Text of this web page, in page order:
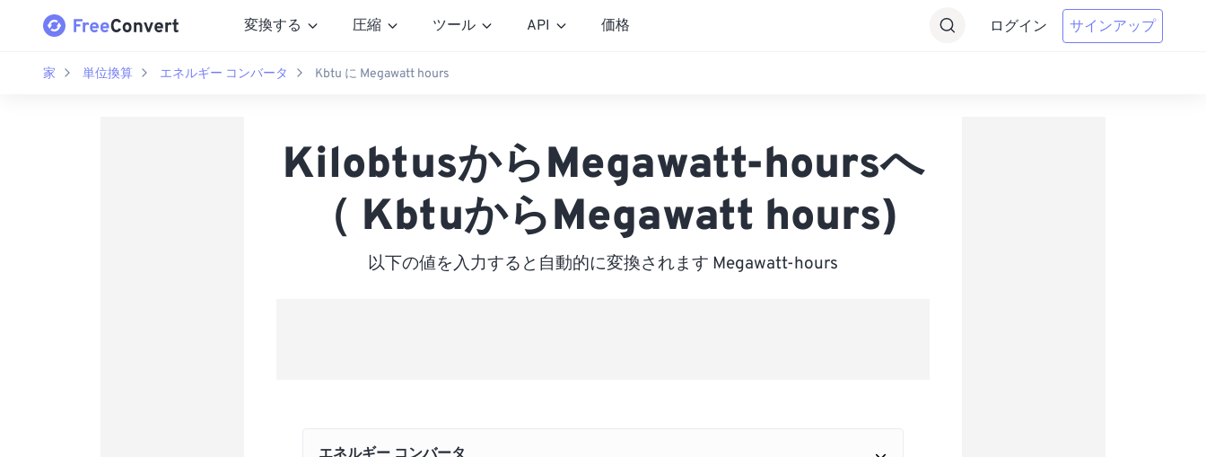
変換する 圧縮 ツール API 価格 ログイン サインアップ
家 単位換算 エネルギー コンバータ Kbtu に Megawatt hours
KilobtusからMegawatt-hoursへ
（ KbtuからMegawatt hours)
以下の値を入力すると自動的に変換されます Megawatt-hours